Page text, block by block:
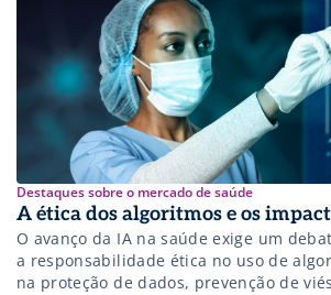
Destaques sobre o mercado de saúde
A ética dos algoritmos e os
O avanço da IA na saúde exige um
a responsabilidade ética no uso de
na proteção de dados, prevenção de